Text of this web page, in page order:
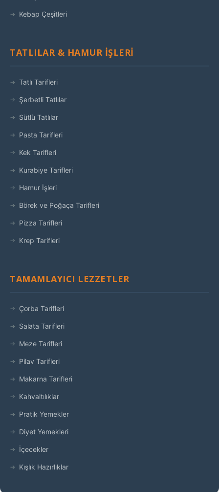
Kebap Çeşitleri
TATLILAR & HAMUR İŞLERI
Tatlı Tarifleri
Şerbetli Tatlılar
Sütlü Tatlılar
Pasta Tarifleri
Kek Tarifleri
Kurabiye Tarifleri
Hamur İşleri
Börek ve Poğaça Tarifleri
Pizza Tarifleri
Krep Tarifleri
TAMAMLAYICI LEZZETLER
Çorba Tarifleri
Salata Tarifleri
Meze Tarifleri
Pilav Tarifleri
Makarna Tarifleri
Kahvaltılıklar
Pratik Yemekler
Diyet Yemekleri
İçecekler
Kışlık Hazırlıklar